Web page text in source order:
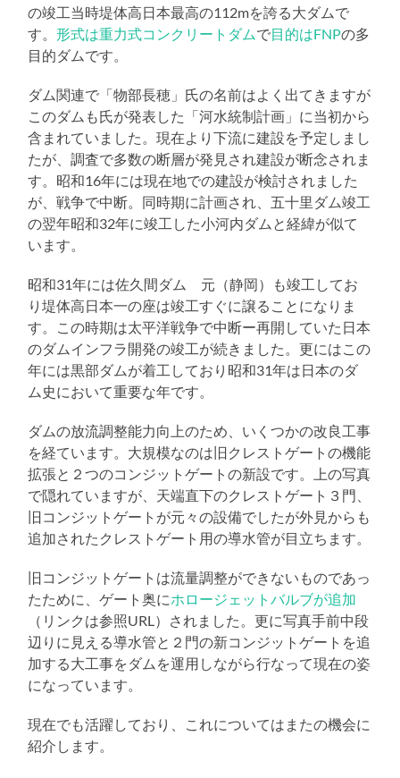
の竣工当時堤体高日本最高の112mを誇る大ダムで
す。形式は重力式コンクリートダムで目的はFNPの多
目的ダムです。
ダム関連で「物部長穂」氏の名前はよく出てきますが
このダムも氏が発表した「河水統制計画」に当初から
含まれていました。現在より下流に建設を予定しまし
たが、調査で多数の断層が発見され建設が断念されま
す。昭和16年には現在地での建設が検討されました
が、戦争で中断。同時期に計画され、五十里ダム竣工
の翌年昭和32年に竣工した小河内ダムと経緯が似て
います。
昭和31年には佐久間ダム 元（静岡）も竣工してお
り堤体高日本一の座は竣工すぐに譲ることになりま
す。この時期は太平洋戦争で中断ー再開していた日本
のダムインフラ開発の竣工が続きました。更にはこの
年には黒部ダムが着工しており昭和31年は日本のダ
ム史において重要な年です。
ダムの放流調整能力向上のため、いくつかの改良工事
を経ています。大規模なのは旧クレストゲートの機能
拡張と２つのコンジットゲートの新設です。上の写真
で隠れていますが、天端直下のクレストゲート３門、
旧コンジットゲートが元々の設備でしたが外見からも
追加されたクレストゲート用の導水管が目立ちます。
旧コンジットゲートは流量調整ができないものであっ
たために、ゲート奥にホロージェットバルブが追加
（リンクは参照URL）されました。更に写真手前中段
辺りに見える導水管と２門の新コンジットゲートを追
加する大工事をダムを運用しながら行なって現在の姿
になっています。
現在でも活躍しており、これについてはまたの機会に
紹介します。